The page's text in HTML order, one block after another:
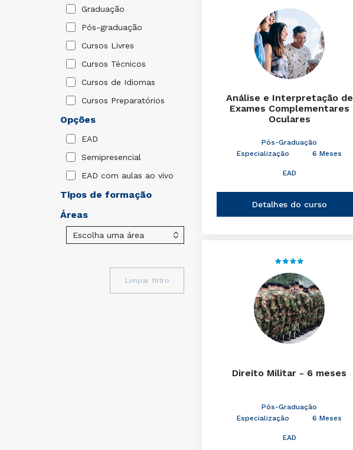
Graduação
Pós-graduação
Cursos Livres
Cursos Técnicos
Cursos de Idiomas
Cursos Preparatórios
Opções
EAD
Semipresencial
EAD com aulas ao vivo
Tipos de formação
Áreas
Limpar filtro
Análise e Interpretação de
Exames Complementares
Oculares
Pós-Graduação
Especialização
6 Meses
EAD
Detalhes do curso
Direito Militar - 6 meses
Pós-Graduação
Especialização
6 Meses
EAD